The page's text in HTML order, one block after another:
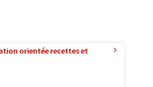
orientée recettes et